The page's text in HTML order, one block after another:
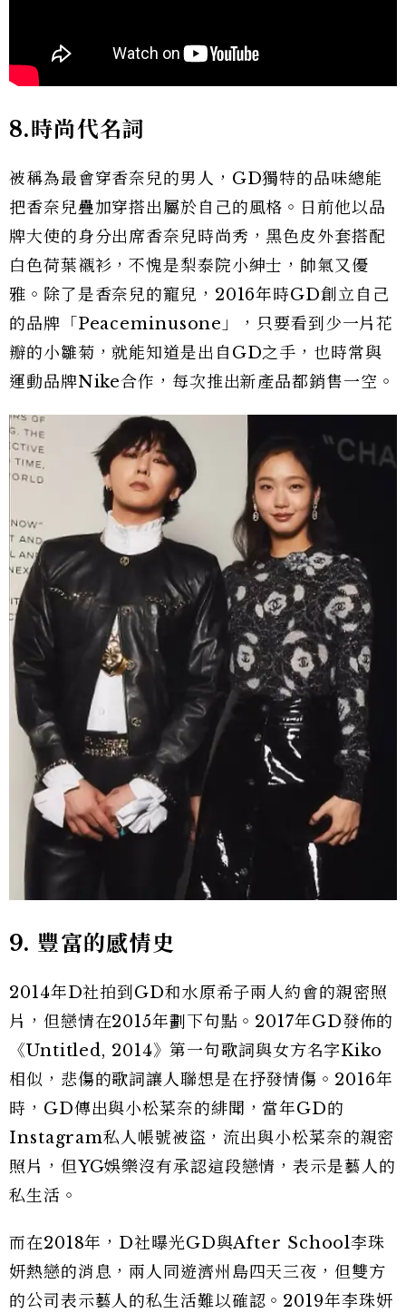
8.時尚代名詞
被稱為最會穿香奈兒的男人，GD獨特的品味總能
把香奈兒疊加穿搭出屬於自己的風格。日前他以品
牌大使的身分出席香奈兒時尚秀，黑色皮外套搭配
白色荷葉襯衫，不愧是梨泰院小紳士，帥氣又優
雅。除了是香奈兒的寵兒，2016年時GD創立自己
的品牌「Peaceminusone」，只要看到少一片花
瓣的小雛菊，就能知道是出自GD之手，也時常與
運動品牌Nike合作，每次推出新產品都銷售一空。
9. 豐富的感情史
2014年D社拍到GD和水原希子兩人約會的親密照
片，但戀情在2015年劃下句點。2017年GD發佈的
《Untitled, 2014》第一句歌詞與女方名字Kiko
相似，悲傷的歌詞讓人聯想是在抒發情傷。2016年
時，GD傳出與小松菜奈的緋聞，當年GD的
Instagram私人帳號被盜，流出與小松菜奈的親密
照片，但YG娛樂沒有承認這段戀情，表示是藝人的
私生活。
而在2018年，D社曝光GD與After School李珠
妍熱戀的消息，兩人同遊濟州島四天三夜，但雙方
的公司表示藝人的私生活難以確認。2019年李珠妍